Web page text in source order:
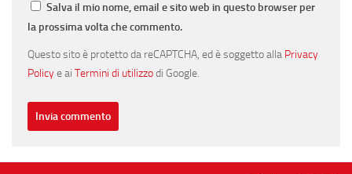
Salva il mio nome, email e sito web in questo browser per
la prossima volta che commento.
Questo sito è protetto da reCAPTCHA, ed è soggetto alla Privacy
Policye ai Termini di utilizzodi Google.